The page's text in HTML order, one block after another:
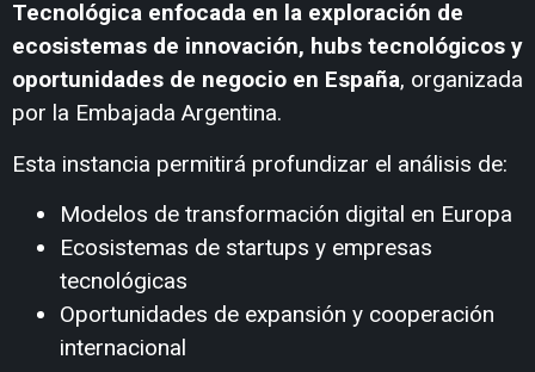
Tecnológica enfocada en la exploración de
ecosistemas de innovación, hubs tecnológicos y
oportunidades de negocio en España, organizada
por la Embajada Argentina.
Esta instancia permitirá profundizar el análisis de:
Modelos de transformación digital en Europa
Ecosistemas de startups y empresas
tecnológicas
Oportunidades de expansión y cooperación
internacional